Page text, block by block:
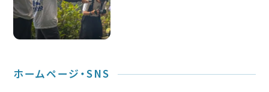
ホームページ・SNS